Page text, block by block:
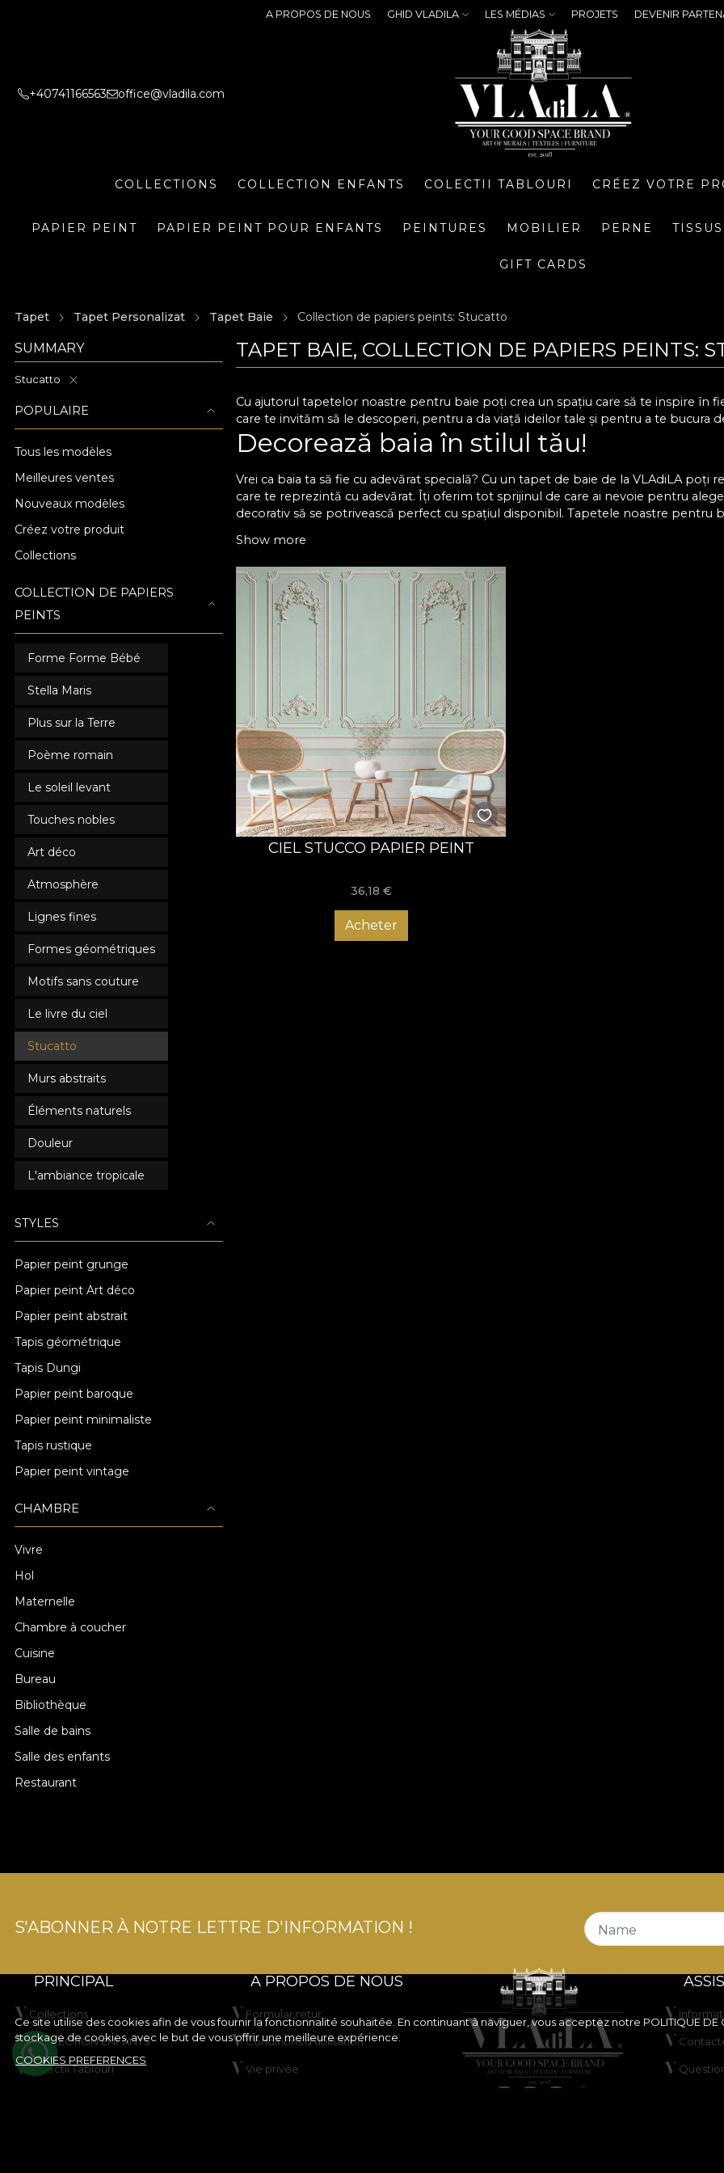
A PROPOS DE NOUS GHID VLADILA LES MÉDIAS PROJETS DEVENIR
+40741166563 office@vladila.com
COLLECTIONS COLLECTION ENFANTS COLECTII TABLOURI CRÉEZ VOTRE
PAPIER PEINT PAPIER PEINT POUR ENFANTS PEINTURES MOBILIER PERNE TISSUS
GIFT CARDS
Tapet Tapet Personalizat Tapet Baie Collection de papiers peints: Stucatto
SUMMARY
Stucatto
POPULAIRE
Tous les modèles
Meilleures ventes
Nouveaux modèles
Créez votre produit
Collections
COLLECTION DE PAPIERS
PEINTS
Forme Forme Bébé
Stella Maris
Plus sur la Terre
Poème romain
Le soleil levant
Touches nobles
Art déco
Atmosphère
Lignes fines
Formes géométriques
Motifs sans couture
Le livre du ciel
Stucatto
Murs abstraits
Éléments naturels
Douleur
L'ambiance tropicale
STYLES
Papier peint grunge
Papier peint Art déco
Papier peint abstrait
Tapis géométrique
Tapis Dungi
Papier peint baroque
Papier peint minimaliste
Tapis rustique
Papier peint vintage
CHAMBRE
Vivre
Hol
Maternelle
Chambre à coucher
Cuisine
Bureau
Bibliothèque
Salle de bains
Salle des enfants
Restaurant
TAPET BAIE, COLLECTION DE PAPIERS PEINTS:
Cu ajutorul tapetelor noastre pentru baie poți crea un spațiu care să te inspire în
care te invităm să le descoperi, pentru a da viață ideilor tale și pentru a te bucura
Decorează baia în stilul tău!
Vrei ca baia ta să fie cu adevărat specială? Cu un tapet de baie de la VLAdiLA
care te reprezintă cu adevărat. Îți oferim tot sprijinul de care ai nevoie pentru
decorativ să se potrivească perfect cu spațiul disponibil. Tapetele noastre pentru
diverse texturi și efecte vizuale, fără a sacrifica funcționalitatea camerei. Așadar,
să îți ofere, zi de zi, o stare de bine.
Alege un tapet pentru baie rezistent la
Tapetele pentru baie sunt concepute pentru a rezista în condiții de umiditate
pe termen lung. Poți șterge cu ușurință suprafețele, iar culorile rămân la fel de vii,
funcționalitate, vei descoperi și o varietate de stiluri și pattern-uri, de la modele
natură. În acest fel, îți poți crea un ambient relaxant, modern sau extravagant, în
posibilitatea să comanzi un tapet personalizat, care să îmbine culorile și formele
tapetul pentru baie este ușor de aplicat, ceea ce îți permite să îți reîmprospătezi
necesare proceduri anevoioase. Comandă chiar acum tapetul rezistent la apă și
Show more
CIEL STUCCO PAPIER PEINT
36,18 €
Acheter
Ce site utilise des cookies afin de vous fournir la fonctionnalité souhaitée. En continuant à naviguer, vous acceptez notre POLITIQUE DE
stockage de cookies, avec le but de vous offrir une meilleure expérience.
COOKIES PREFERENCES
S'ABONNER À NOTRE LETTRE D'INFORMATION ! Name
PRINCIPAL
Collections
COLLECTION ENFANTS
Colectii Tablouri
A PROPOS DE NOUS
Formular retur
Conditions d'utilisation
Vie privée